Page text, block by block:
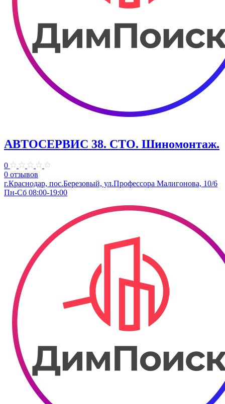
АВТОСЕРВИС 38. СТО. Шиномонтаж.
0
0 отзывов
г.Краснодар, пос.Березовый, ул.Профессора Малигонова, 10/6
Пн-Сб 08:00-19:00